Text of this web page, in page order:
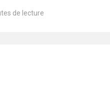
de lecture